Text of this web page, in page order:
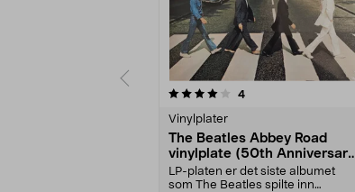
4anmeldelser
Vinylplater
The Beatles Abbey Road
vinylplate (50th Anniversary
Edition)
LP-platen er det siste albumet
som The Beatles spilte inn
3.5 av 5 stjerner